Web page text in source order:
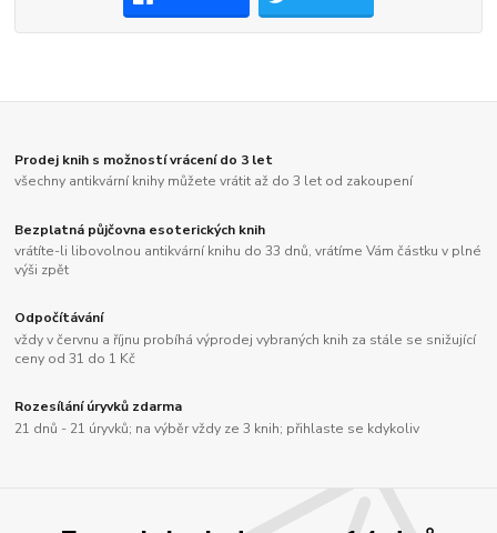
Prodej knih s možností vrácení do 3 let
všechny antikvární knihy můžete vrátit až do 3 let od zakoupení
Bezplatná půjčovna esoterických knih
vrátíte-li libovolnou antikvární knihu do 33 dnů, vrátíme Vám částku v plné
výši zpět
Odpočítávání
vždy v červnu a říjnu probíhá výprodej vybraných knih za stále se snižující
ceny od 31 do 1 Kč
Rozesílání úryvků zdarma
21 dnů - 21 úryvků; na výběr vždy ze 3 knih; přihlaste se kdykoliv